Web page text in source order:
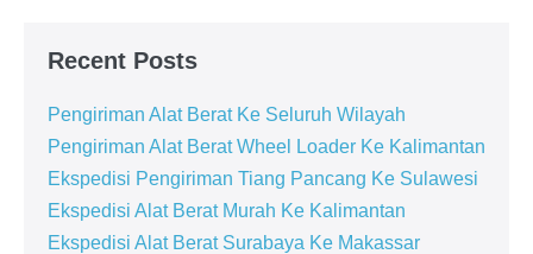
Recent Posts
Pengiriman Alat Berat Ke Seluruh Wilayah
Pengiriman Alat Berat Wheel Loader Ke Kalimantan
Ekspedisi Pengiriman Tiang Pancang Ke Sulawesi
Ekspedisi Alat Berat Murah Ke Kalimantan
Ekspedisi Alat Berat Surabaya Ke Makassar